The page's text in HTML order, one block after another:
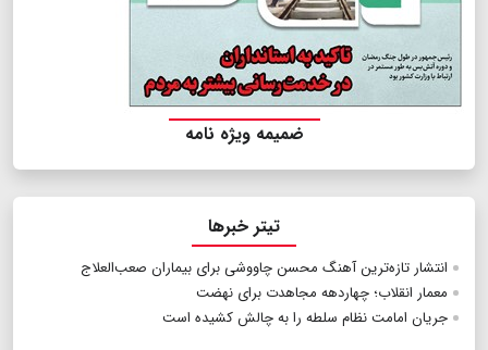
ضمیمه ویژه نامه
تیتر خبرها
انتشار تازه‌ترین آهنگ محسن چاووشی برای بیماران صعب‌العلاج
معمار انقلاب؛ چهاردهه مجاهدت برای نهضت
جریان امامت نظام سلطه را به چالش کشیده است